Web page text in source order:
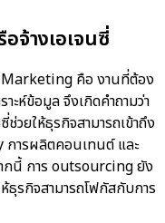
จ้างเอเจนซี่
Marketing คือ งานที่ต้อง
าะห์ข้อมูล จึงเกิดคำถามว่า
ช่วยให้ธุรกิจสามารถเข้าถึง
การผลิตคอนเทนต์ และ
กนี้ การ outsourcing ยัง
ธุรกิจสามารถโฟกัสกับการ